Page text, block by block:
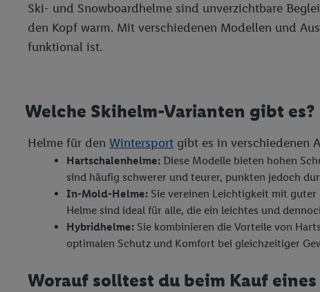
Ski- und Snowboardhelme sind unverzichtbare
den Kopf warm. Mit verschiedenen Modellen und
funktional ist.
Welche Skihelm-Varianten gibt es?
Helme für den Wintersport gibt es in verschiedenen
Hartschalenhelme: Diese Modelle bieten hohen
sind häufig schwerer und teurer, punkten jedoch
In-Mold-Helme: Sie vereinen Leichtigkeit mit
Helme sind ideal für alle, die ein leichtes und
Hybridhelme: Sie kombinieren die Vorteile von
optimalen Schutz und Komfort bei gleichzeitiger
Worauf solltest du beim Kauf